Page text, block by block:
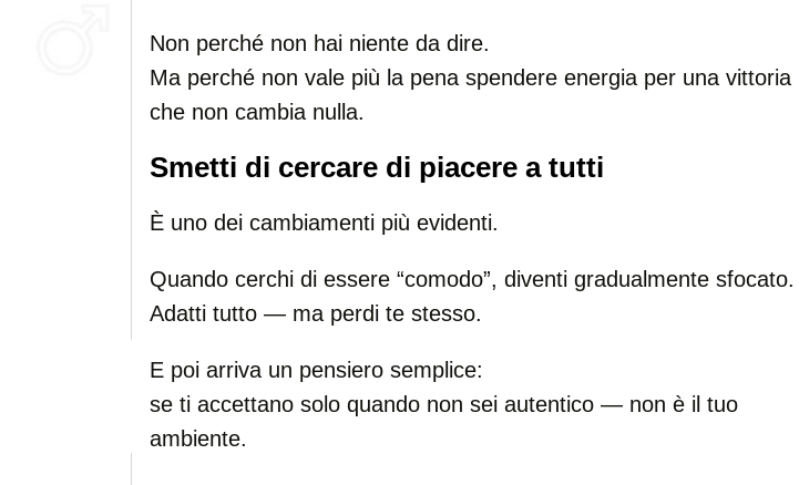
Non perché non hai niente da dire.
Ma perché non vale più la pena spendere energia per una vittoria
che non cambia nulla.
Smetti di cercare di piacere a tutti
È uno dei cambiamenti più evidenti.
Quando cerchi di essere “comodo”, diventi gradualmente sfocato.
Adatti tutto — ma perdi te stesso.
E poi arriva un pensiero semplice:
se ti accettano solo quando non sei autentico — non è il tuo
ambiente.